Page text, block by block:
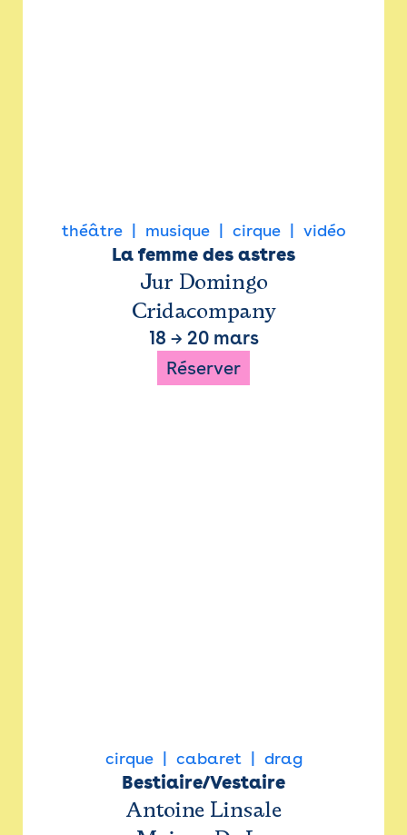
théâtre musique cirque vidéo
La femme des astres
Jur Domingo
Cridacompany
18 → 20 mars
Réserver
cirque cabaret drag
Bestiaire/Vestaire
Antoine Linsale